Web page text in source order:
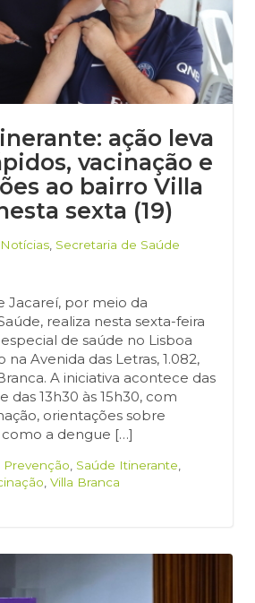
ação leva
vacinação e
ao bairro Villa
sexta (19)
Notícias Secretaria de Saúde
Jacareí, por meio da
realiza nesta sexta-feira
de saúde no Lisboa
na Avenida das Letras, 1.082,
A iniciativa acontece das
das 13h30 às 15h30, com
orientações sobre
a dengue […]
Prevenção Saúde Itinerante
Villa Branca